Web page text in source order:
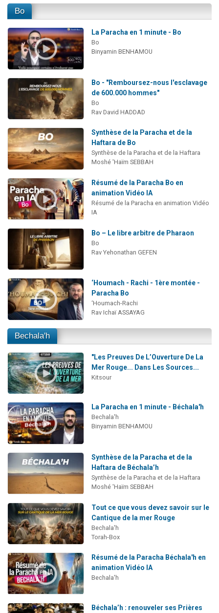
Bo
La Paracha en 1 minute - Bo
Bo
Binyamin BENHAMOU
Bo - "Remboursez-nous l'esclavage
de 600.000 hommes"
Bo
Rav David HADDAD
Synthèse de la Paracha et de la
Haftara de Bo
Synthèse de la Paracha et de la Haftara
Moshé 'Haïm SEBBAH
Résumé de la Paracha Bo en
animation Vidéo IA
Résumé de la Paracha en animation Vidéo
IA
Bo – Le libre arbitre de Pharaon
Bo
Rav Yehonathan GEFEN
‘Houmach - Rachi - 1ère montée -
Paracha Bo
‘Houmach-Rachi
Rav Ichaï ASSAYAG
Bechala'h
"Les Preuves De L’Ouverture De La
Mer Rouge... Dans Les Sources...
Kitsour
La Paracha en 1 minute - Béchala'h
Bechala'h
Binyamin BENHAMOU
Synthèse de la Paracha et de la
Haftara de Béchala’h
Synthèse de la Paracha et de la Haftara
Moshé 'Haïm SEBBAH
Tout ce que vous devez savoir sur le
Cantique de la mer Rouge
Bechala'h
Torah-Box
Résumé de la Paracha Béchala'h en
animation Vidéo IA
Bechala'h
Béchala’h : renouveler ses Prières